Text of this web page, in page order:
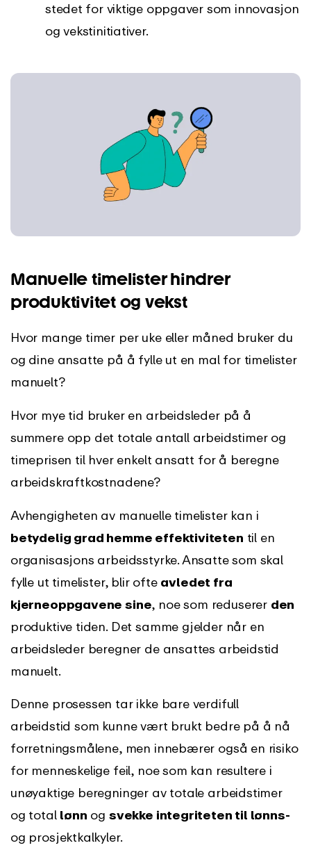
stedet for viktige oppgaver som innovasjon
og vekstinitiativer.
Manuelle timelister hindrer
produktivitet og vekst
Hvor mange timer per uke eller måned bruker du
og dine ansatte på å fylle ut en mal for timelister
manuelt?
Hvor mye tid bruker en arbeidsleder på å
summere opp det totale antall arbeidstimer og
timeprisen til hver enkelt ansatt for å beregne
arbeidskraftkostnadene?
Avhengigheten av manuelle timelister kan i
betydelig grad hemme effektiviteten til en
organisasjons arbeidsstyrke. Ansatte som skal
fylle ut timelister, blir ofte avledet fra
kjerneoppgavene sine, noe som reduserer den
produktive tiden. Det samme gjelder når en
arbeidsleder beregner de ansattes arbeidstid
manuelt.
Denne prosessen tar ikke bare verdifull
arbeidstid som kunne vært brukt bedre på å nå
forretningsmålene, men innebærer også en risiko
for menneskelige feil, noe som kan resultere i
unøyaktige beregninger av totale arbeidstimer
og total lønn og svekke integriteten til lønns-
og prosjektkalkyler.